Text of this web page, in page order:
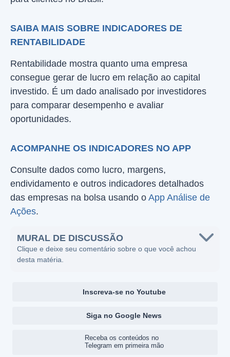
SAIBA MAIS SOBRE INDICADORES DE
RENTABILIDADE
Rentabilidade mostra quanto uma empresa
consegue gerar de lucro em relação ao capital
investido. É um dado analisado por investidores
para comparar desempenho e avaliar
oportunidades.
ACOMPANHE OS INDICADORES NO APP
Consulte dados como lucro, margens,
endividamento e outros indicadores detalhados
das empresas na bolsa usando o App Análise de
Ações.
MURAL DE DISCUSSÃO
Clique e deixe seu comentário sobre o que você achou
desta matéria.
Inscreva-se no Youtube
Siga no Google News
Receba os conteúdos no
Telegram em primeira mão